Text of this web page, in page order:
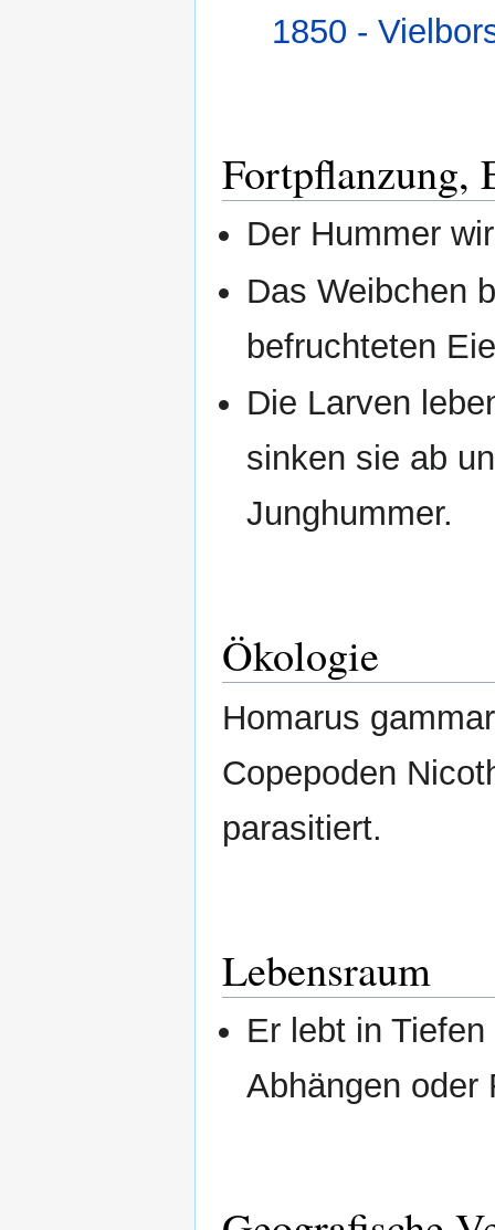
1850 -
Fortpflanzung,
Der Hummer
Das Weibchen
befruchteten
Die Larven
sinken sie ab
Junghummer.
Ökologie
Homarus
Copepoden
parasitiert.
Lebensraum
Er lebt in
Abhängen oder